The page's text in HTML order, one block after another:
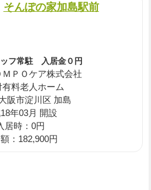
そんぽの家加島駅前
フ常駐 入居金０円
ＰＯケア株式会社
料老人ホーム
阪市淀川区 加島
年03月 開設
居時：0円
：182,900円